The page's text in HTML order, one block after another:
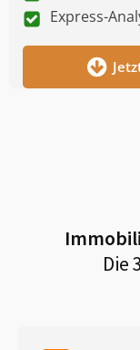
Express-
Die